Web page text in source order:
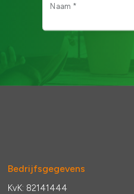
Naam *
Bedrijfsgegevens
KvK: 82141444